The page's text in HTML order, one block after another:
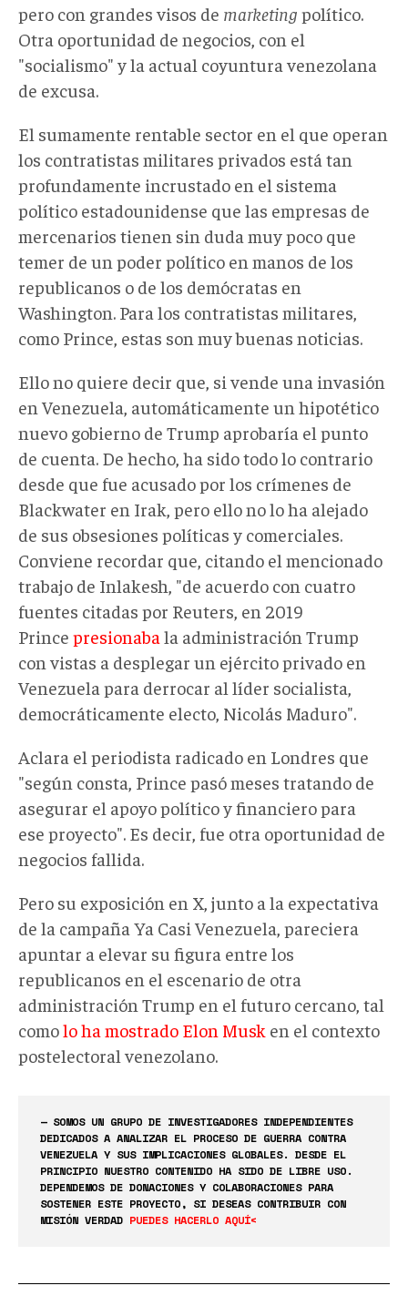
pero con grandes visos de marketing político.
Otra oportunidad de negocios, con el
"socialismo" y la actual coyuntura venezolana
de excusa.
El sumamente rentable sector en el que operan
los contratistas militares privados está tan
profundamente incrustado en el sistema
político estadounidense que las empresas de
mercenarios tienen sin duda muy poco que
temer de un poder político en manos de los
republicanos o de los demócratas en
Washington. Para los contratistas militares,
como Prince, estas son muy buenas noticias.
Ello no quiere decir que, si vende una invasión
en Venezuela, automáticamente un hipotético
nuevo gobierno de Trump aprobaría el punto
de cuenta. De hecho, ha sido todo lo contrario
desde que fue acusado por los crímenes de
Blackwater en Irak, pero ello no lo ha alejado
de sus obsesiones políticas y comerciales.
Conviene recordar que, citando el mencionado
trabajo de Inlakesh, "de acuerdo con cuatro
fuentes citadas por Reuters, en 2019
Prince presionaba la administración Trump
con vistas a desplegar un ejército privado en
Venezuela para derrocar al líder socialista,
democráticamente electo, Nicolás Maduro".
Aclara el periodista radicado en Londres que
"según consta, Prince pasó meses tratando de
asegurar el apoyo político y financiero para
ese proyecto". Es decir, fue otra oportunidad de
negocios fallida.
Pero su exposición en X, junto a la expectativa
de la campaña Ya Casi Venezuela, pareciera
apuntar a elevar su figura entre los
republicanos en el escenario de otra
administración Trump en el futuro cercano, tal
comolo ha mostrado Elon Musk en el contexto
postelectoral venezolano.
— SOMOS UN GRUPO DE INVESTIGADORES INDEPENDIENTES
DEDICADOS A ANALIZAR EL PROCESO DE GUERRA CONTRA
VENEZUELA Y SUS IMPLICACIONES GLOBALES. DESDE EL
PRINCIPIO NUESTRO CONTENIDO HA SIDO DE LIBRE USO.
DEPENDEMOS DE DONACIONES Y COLABORACIONES PARA
SOSTENER ESTE PROYECTO, SI DESEAS CONTRIBUIR CON
MISIÓN VERDAD PUEDES HACERLO AQUÍ<